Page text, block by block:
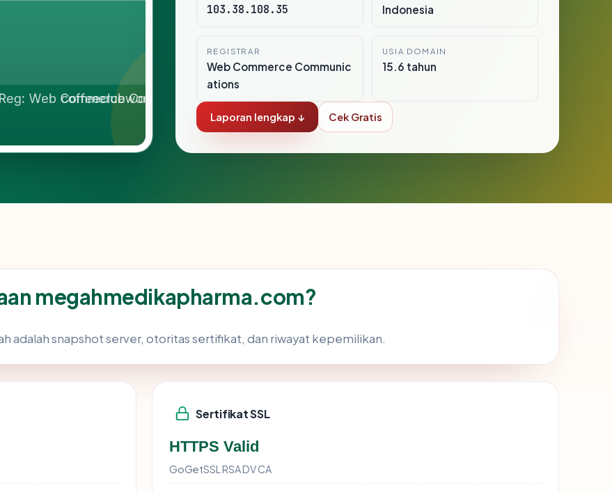
103.38.108.35 Indonesia
REGISTRAR
Web Commerce Communic
ations
USIA DOMAIN
15.6 tahun
Laporan lengkap ↓ Cek Gratis
megahmedikapharma.com?
adalah snapshot server, otoritas sertifikat, dan riwayat kepemilikan.
Sertifikat SSL
HTTPS Valid
GoGetSSL RSA DV CA